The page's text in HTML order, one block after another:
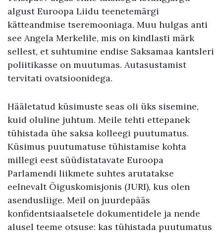
algust Euroopa Liidu teenetemärgi
kätteandmise tseremooniaga. Muu hulgas anti
see Angela Merkelile, mis on kindlasti märk
sellest, et suhtumine endise Saksamaa kantsleri
poliitikasse on muutumas. Autasustamist
tervitati ovatsioonidega.
Hääletatud küsimuste seas oli üks sisemine,
kuid oluline juhtum. Meile tehti ettepanek
tühistada ühe saksa kolleegi puutumatus.
Küsimus puutumatuse tühistamise kohta
millegi eest süüdistatavate Euroopa
Parlamendi liikmete suhtes arutatakse
eelnevalt Õiguskomisjonis (JURI), kus olen
asendusliige. Meil on juurdepääs
konfidentsiaalsetele dokumentidele ja nende
alusel teeme otsuse: kas tühistada puutumatus